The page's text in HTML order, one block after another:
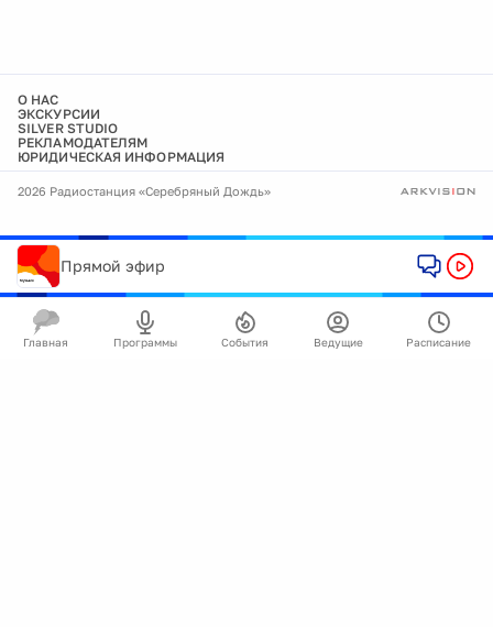
О НАС
ЭКСКУРСИИ
SILVER STUDIO
РЕКЛАМОДАТЕЛЯМ
ЮРИДИЧЕСКАЯ ИНФОРМАЦИЯ
2026 Радиостанция «Серебряный Дождь»
Прямой эфир
Главная Программы События Ведущие Расписание